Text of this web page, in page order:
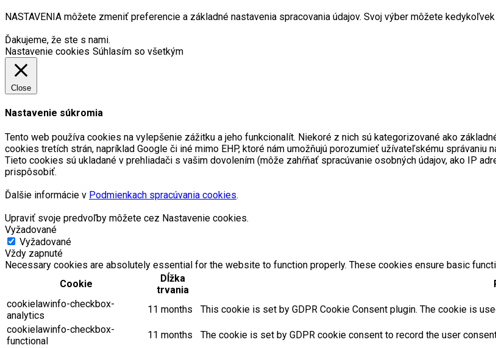
NASTAVENIA môžete zmeniť preferencie a základné nastavenia spracovania údajov. Svoj výber môžete
Ďakujeme, že ste s nami.
Nastavenie cookies Súhlasím so všetkým
Close
Nastavenie súkromia
Tento web používa cookies na vylepšenie zážitku a jeho funkcionalít. Niekoré z nich sú kategorizované ako
cookies tretích strán, napríklad Google či iné mimo EHP, ktoré nám umožňujú porozumieť užívateľskému správaniu
Tieto cookies sú ukladané v prehliadači s vašim dovolením (môže zahŕňať spracúvanie osobných údajov, ako IP
prispôsobiť.
Ďalšie informácie v Podmienkach spracúvania cookies.
Upraviť svoje predvoľby môžete cez Nastavenie cookies.
Vyžadované
Vyžadované
Vždy zapnuté
Necessary cookies are absolutely essential for the website to function properly. These cookies ensure basic
Cookie
Dĺžka
trvania
cookielawinfo-checkbox-
analytics
11 months
This cookie is set by GDPR Cookie Consent plugin. The cookie is
cookielawinfo-checkbox-
functional
11 months
The cookie is set by GDPR cookie consent to record the user